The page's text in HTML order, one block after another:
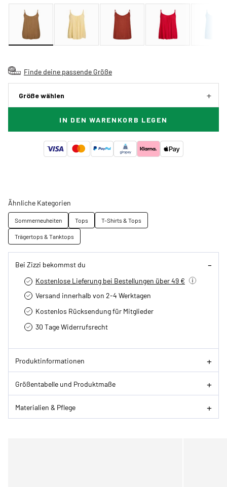
Finde deine passende Größe
Größe wählen
IN DEN WARENKORB LEGEN
Ähnliche Kategorien
Sommerneuheiten Tops
T-Shirts & Tops
Trägertops & Tanktops
Bei Zizzi bekommst du
Kostenlose Lieferung bei Bestellungen über 49 €
Versand innerhalb von 2-4 Werktagen
Kostenlos Rücksendung für Mitglieder
30 Tage Widerrufsrecht
Produktinformationen
Größentabelle und Produktmaße
Materialien & Pflege